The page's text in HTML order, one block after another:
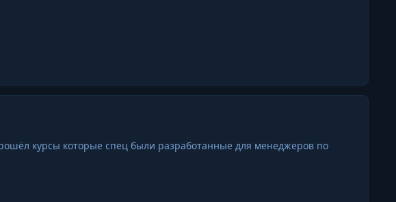
курсы которые спец были разработанные для менеджеров по